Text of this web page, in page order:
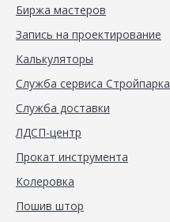
Биржа мастеров
Запись на проектирование
Калькуляторы
Служба сервиса Стройпарка
Служба доставки
ЛДСП-центр
Прокат инструмента
Колеровка
Пошив штор